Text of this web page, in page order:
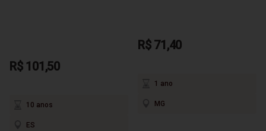
R$ 101,50
10 anos
ES
R$ 71,40
1 ano
MG